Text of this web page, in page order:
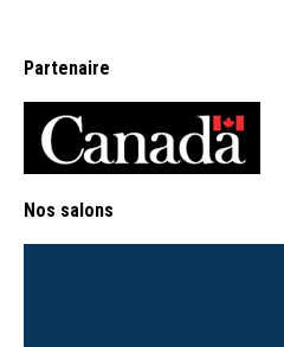
Partenaire
Nos salons